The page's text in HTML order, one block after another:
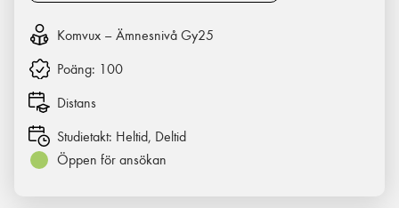
Komvux – Ämnesnivå Gy25
Poäng: 100
Distans
Studietakt: Heltid, Deltid
Öppen för ansökan